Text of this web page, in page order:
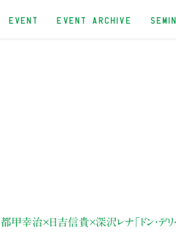
EVENT EVENT ARCHIVE
都甲幸治×日吉信貴×深沢レナ「ドン・